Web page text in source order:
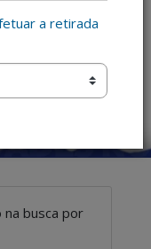
a retirada
busca por